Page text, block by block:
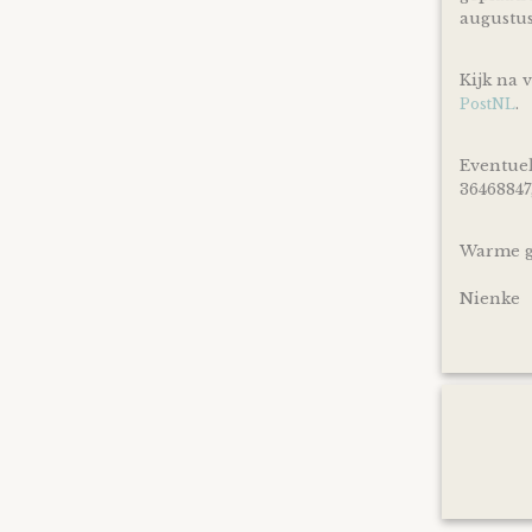
Kijk na
PostNL.
Warme
Nienke